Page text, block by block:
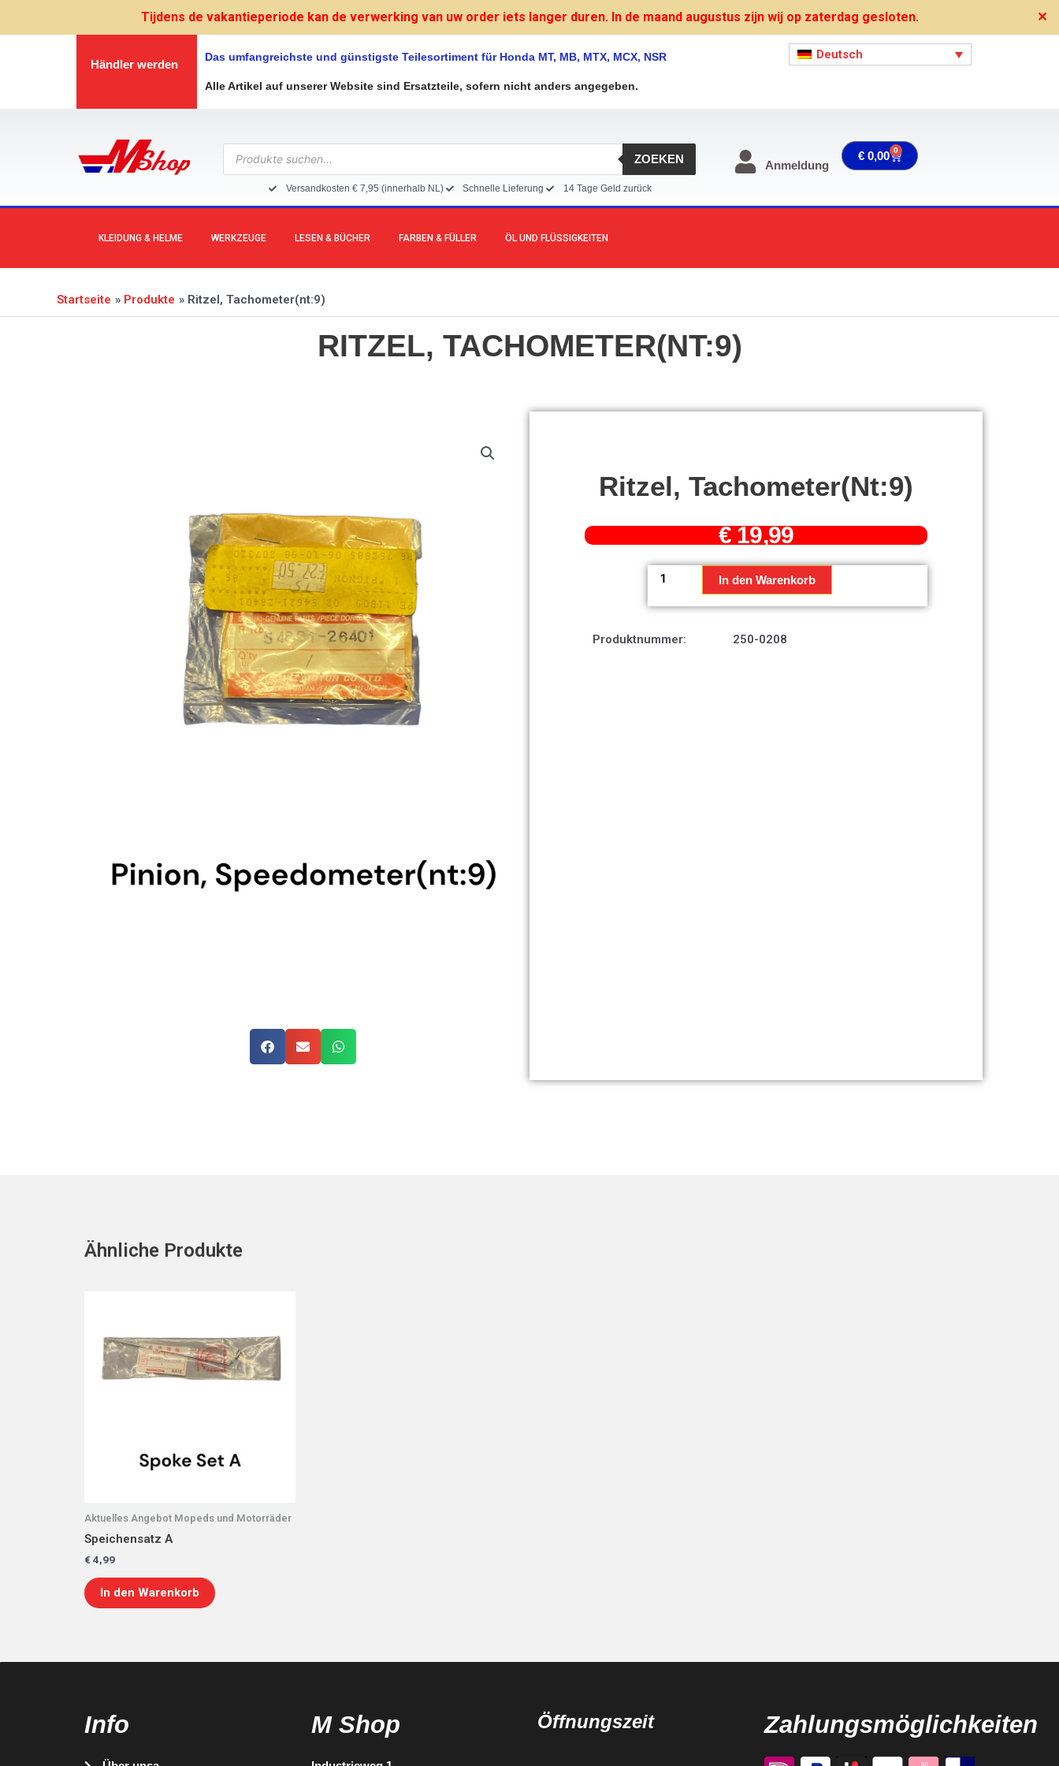
Tijdens de vakantieperiode kan de verwerking van uw order iets langer duren. In de maand augustus zijn wij op zaterdag gesloten. ✕
Händler werden
Das umfangreichste und günstigste Teilesortiment für Honda MT, MB, MTX, MCX, NSR
Alle Artikel auf unserer Website sind Ersatzteile, sofern nicht anders angegeben.
Deutsch
Products
search
ZOEKEN
Versandkosten € 7,95 (innerhalb NL) Schnelle Lieferung 14 Tage Geld zurück
Anmeldung
€ 0,00 0 Warenkorb
KLEIDUNG & HELME WERKZEUGE LESEN & BÜCHER FARBEN & FÜLLER ÖL UND FLÜSSIGKEITEN
Startseite Produkte Ritzel, Tachometer(nt:9)
RITZEL, TACHOMETER(NT:9)
Ritzel, Tachometer(nt:9)
€19,99
Ritzel,
Tachometer(nt:9)
Menge
In den Warenkorb
Produktnummer: 250-0208
Ähnliche Produkte
Aktuelles Angebot Mopeds und Motorräder
Speichensatz A
€4,99
In den Warenkorb
Info M Shop Öffnungszeit Zahlungsmöglichkeiten